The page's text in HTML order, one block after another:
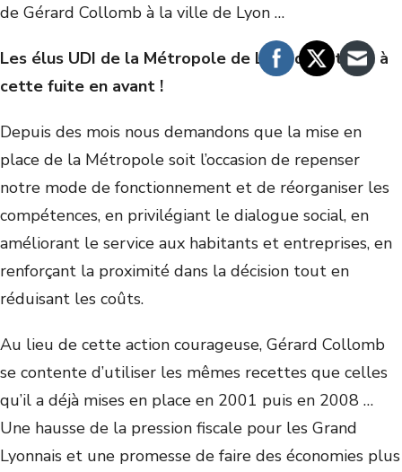
de Gérard Collomb à la ville de Lyon …
Les élus UDI de la Métropole de Lyon disent non à
cette fuite en avant !
Depuis des mois nous demandons que la mise en
place de la Métropole soit l’occasion de repenser
notre mode de fonctionnement et de réorganiser les
compétences, en privilégiant le dialogue social, en
améliorant le service aux habitants et entreprises, en
renforçant la proximité dans la décision tout en
réduisant les coûts.
Au lieu de cette action courageuse, Gérard Collomb
se contente d’utiliser les mêmes recettes que celles
qu’il a déjà mises en place en 2001 puis en 2008 …
Une hausse de la pression fiscale pour les Grand
Lyonnais et une promesse de faire des économies plus